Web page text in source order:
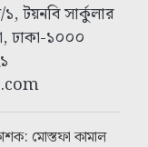
টয়নবি সার্কুলার
ঢাকা-১০০০
মোস্তফা কামাল